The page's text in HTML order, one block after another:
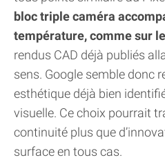
bloc triple caméra
température, comme sur
rendus CAD déjà publiés
sens. Google semble donc
esthétique déjà bien
visuelle. Ce choix pourrait
continuité plus que
surface en tous cas.